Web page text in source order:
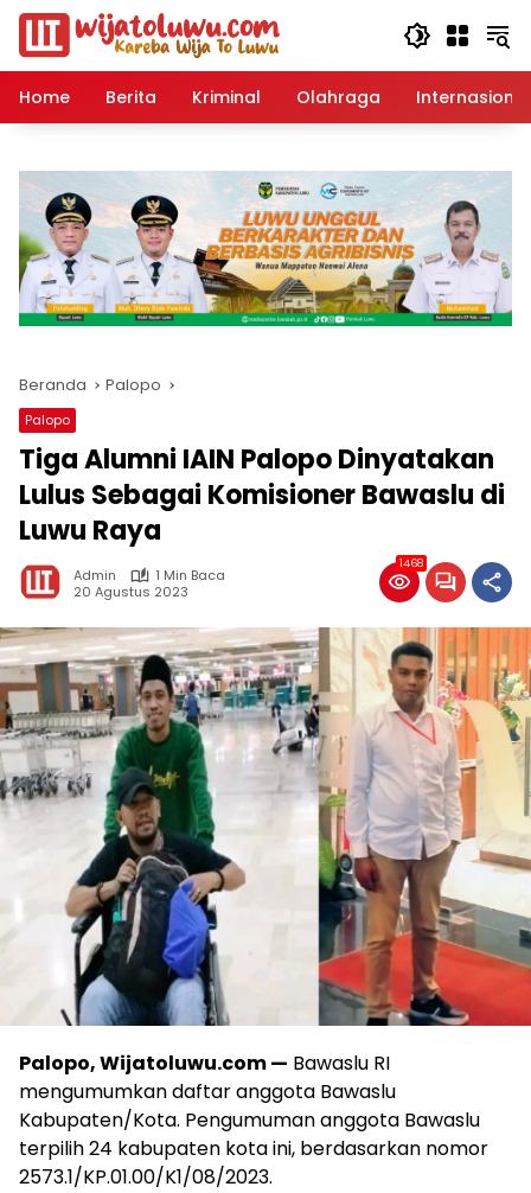
Langsung
konten
Home
Berita Kriminal Olahraga Internasional
Beranda Palopo
Palopo
Tiga Alumni IAIN Palopo Dinyatakan
Lulus Sebagai Komisioner Bawaslu di
Luwu Raya
Admin
1 Min Baca
20 Agustus 2023
1468
Palopo, Wijatoluwu.com — Bawaslu RI
mengumumkan daftar anggota Bawaslu
Kabupaten/Kota. Pengumuman anggota Bawaslu
terpilih 24 kabupaten kota ini, berdasarkan nomor
2573.1/KP.01.00/K1/08/2023.